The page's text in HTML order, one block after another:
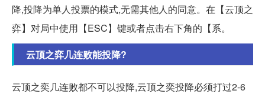
降,投降为单人投票的模式,无需其他人的同意。在【云顶之
弈】对局中使用【ESC】键或者点击右下角的【系。
云顶之弈几连败能投降?
云顶之奕几连败都不可以投降,云顶之奕投降必须打过2-6